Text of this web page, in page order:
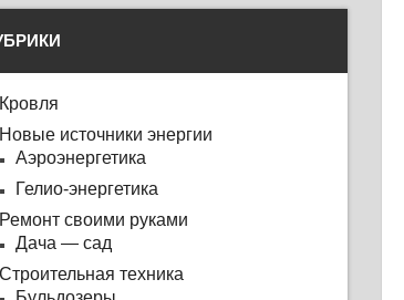
Кровля
Новые источники энергии
Аэроэнергетика
Гелио-энергетика
Ремонт своими руками
Дача — сад
Строительная техника